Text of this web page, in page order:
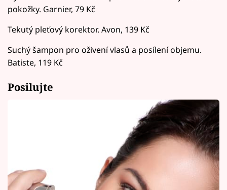
pokožky. Garnier, 79 Kč
Tekutý pleťový korektor. Avon, 139 Kč
Suchý šampon pro oživení vlasů a posílení objemu.
Batiste, 119 Kč
Posilujte